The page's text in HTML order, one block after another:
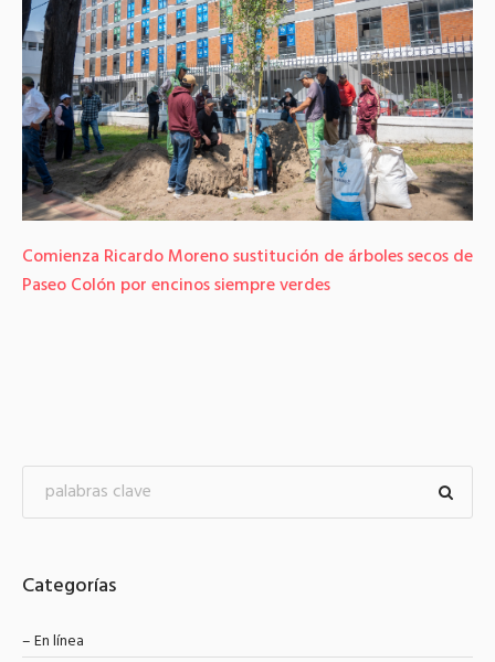
Comienza Ricardo Moreno sustitución de árboles secos de
Paseo Colón por encinos siempre verdes
Categorías
– En línea